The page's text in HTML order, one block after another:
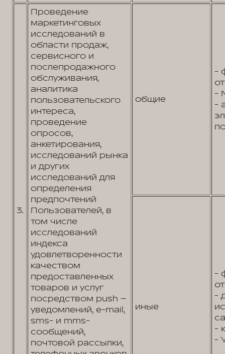
3.
Проведение
маркетинговых
исследований в
области продаж,
сервисного и
послепродажного
обслуживания,
аналитика
пользовательского
интереса,
проведение
опросов,
анкетирования,
исследований рынка
и других
исследований для
определения
предпочтений
Пользователей, в
том числе
исследований
индекса
удовлетворенности
качеством
предоставленных
товаров и услуг
посредством push –
уведомлений, e-mail,
sms- и mms-
сообщений,
почтовой рассылки,
общие
-
-
-
иные
-
-
-
-